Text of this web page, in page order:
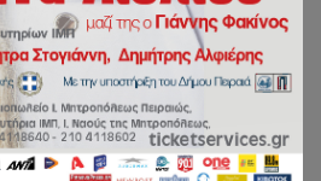
τελέσθηκε πανηγυρικὸς Ἑσπερινὸς
Μητροπολίτου πρ. Πειραιῶς κ.
Καθηγούμενος τῆς Ἱερᾶς Μονῆς, καὶ
Μητροπολίτου Δημητριάδος καὶ